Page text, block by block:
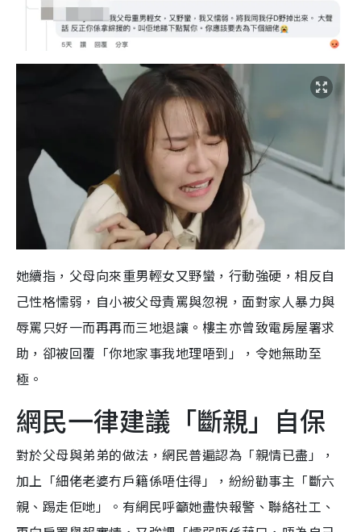
她續指，父母向來重男輕女又野蠻，行動強硬，相反自
己性格懦弱，自小被父母責罵與忽視，面對家人暴力與
辱罵只好一而再再而三地退讓。樓主亦曾致電房屋署求
助，卻被回覆「你地家事我地理唔到」，令她無助至
極。
網民一律建議「斷親」自保
對於父母與弟弟的做法，網民普遍認為「親情已盡」，
加上「細佬老婆冇戶籍係唔住得」，紛紛勸事主「斷六
親、踢走佢哋」。有網民呼籲她盡快報警、聯絡社工、